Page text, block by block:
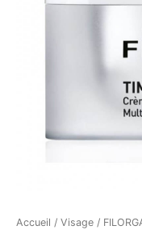
Accueil / Visage /